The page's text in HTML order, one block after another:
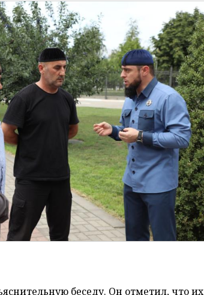
беседу. Он отметил, что их